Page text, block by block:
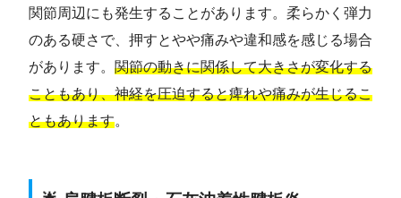
関節周辺にも発生することがあります。柔らかく弾力
のある硬さで、押すとやや痛みや違和感を感じる場合
があります。 関節の動きに関係して大きさが変化する
こともあり、神経を圧迫すると痺れや痛みが生じるこ
ともあります。